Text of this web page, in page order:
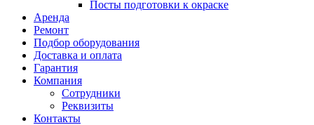
Посты подготовки к окраске
Аренда
Ремонт
Подбор оборудования
Доставка и оплата
Гарантия
Компания
Сотрудники
Реквизиты
Контакты